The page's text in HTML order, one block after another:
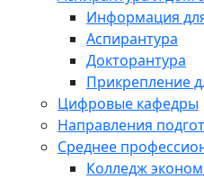
Информация
Аспирантура
Докторантура
Прикрепление
Цифровые кафедры
Направления
Среднее
Колледж